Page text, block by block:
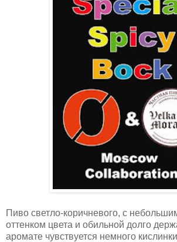
Пиво светло-коричневого, с
оттенком цвета и обильной долго
аромате чувствуется немного